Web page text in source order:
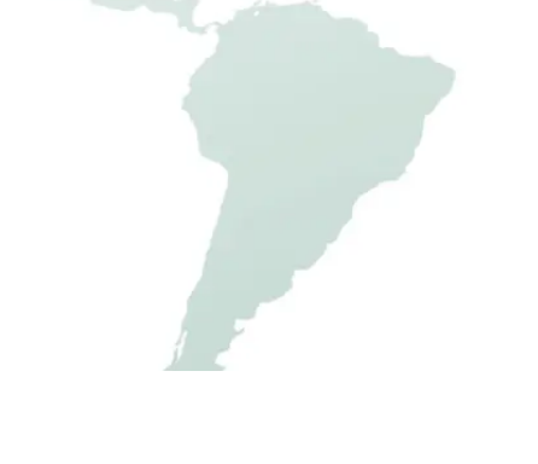
Fertigbausatz mit einfacher
Sichtschutz vor